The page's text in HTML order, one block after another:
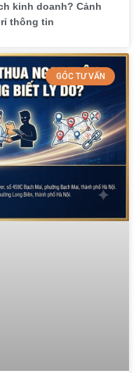
kinh doanh? Cảnh
thông tin
GÓC TƯ VẤN